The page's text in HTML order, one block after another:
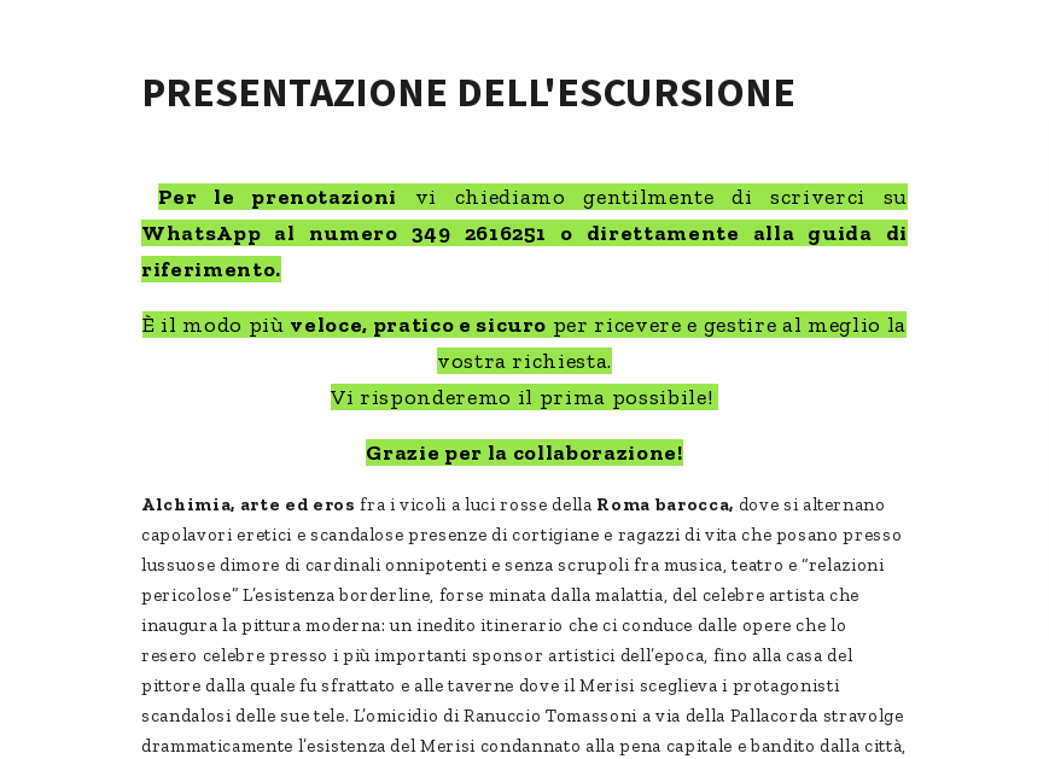
PRESENTAZIONE DELL'ESCURSIONE
Per le prenotazioni vi chiediamo gentilmente di scriverci su
WhatsApp al numero 349 2616251 o direttamente alla guida di
riferimento.
È il modo più veloce, pratico e sicuro per ricevere e gestire al meglio la
vostra richiesta.
Vi risponderemo il prima possibile!
Grazie per la collaborazione!
Alchimia, arte ed eros fra i vicoli a luci rosse della Roma barocca, dove si alternano
capolavori eretici e scandalose presenze di cortigiane e ragazzi di vita che posano presso
lussuose dimore di cardinali onnipotenti e senza scrupoli fra musica, teatro e “relazioni
pericolose” L’esistenza borderline, forse minata dalla malattia, del celebre artista che
inaugura la pittura moderna: un inedito itinerario che ci conduce dalle opere che lo
resero celebre presso i più importanti sponsor artistici dell’epoca, fino alla casa del
pittore dalla quale fu sfrattato e alle taverne dove il Merisi sceglieva i protagonisti
scandalosi delle sue tele. L’omicidio di Ranuccio Tomassoni a via della Pallacorda stravolge
drammaticamente l’esistenza del Merisi condannato alla pena capitale e bandito dalla città,